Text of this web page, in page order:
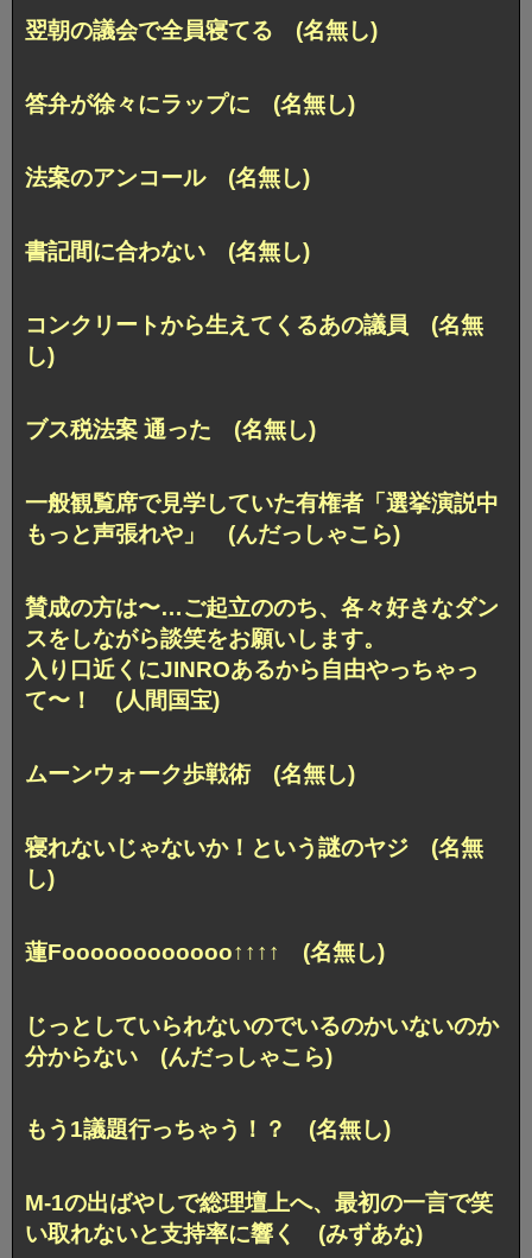
翌朝の議会で全員寝てる (名無し)
答弁が徐々にラップに (名無し)
法案のアンコール (名無し)
書記間に合わない (名無し)
コンクリートから生えてくるあの議員 (名無
し)
ブス税法案 通った (名無し)
一般観覧席で見学していた有権者「選挙演説中
もっと声張れや」 (んだっしゃこら)
賛成の方は〜…ご起立ののち、各々好きなダン
スをしながら談笑をお願いします。
入り口近くにJINROあるから自由やっちゃっ
て〜！ (人間国宝)
ムーンウォーク歩戦術 (名無し)
寝れないじゃないか！という謎のヤジ (名無
し)
蓮Foooooooooooo↑↑↑↑ (名無し)
じっとしていられないのでいるのかいないのか
分からない (んだっしゃこら)
もう1議題行っちゃう！？ (名無し)
M-1の出ばやしで総理壇上へ、 最初の一言で笑
い取れないと支持率に響く (みずあな)